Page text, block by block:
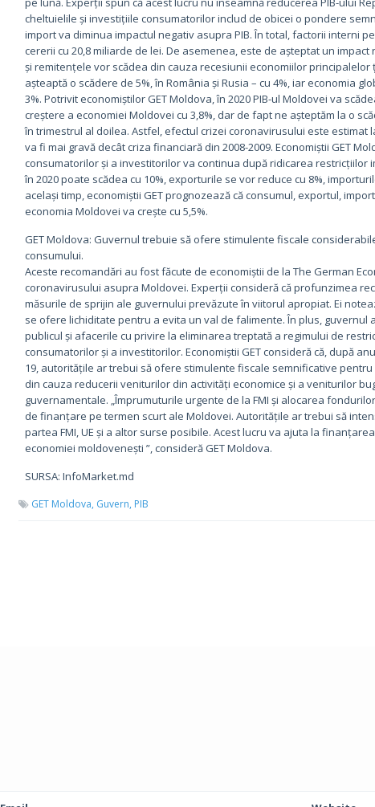
cheltuielile și investițiile consumatorilor includ de obicei o pondere
import va diminua impactul negativ asupra PIB. În total, factorii interni
cererii cu 20,8 miliarde de lei. De asemenea, este de așteptat un
și remitențele vor scădea din cauza recesiunii economiilor principalelor
așteaptă o scădere de 5%, în România și Rusia – cu 4%, iar economia
3%. Potrivit economiștilor GET Moldova, în 2020 PIB-ul Moldovei va
creștere a economiei Moldovei cu 3,8%, dar de fapt ne așteptăm la o
în trimestrul al doilea. Astfel, efectul crizei coronavirusului este estimat
va fi mai gravă decât criza financiară din 2008-2009. Economiștii GET
consumatorilor și a investitorilor va continua după ridicarea restricțiilor
în 2020 poate scădea cu 10%, exporturile se vor reduce cu 8%,
același timp, economiștii GET prognozează că consumul, exportul,
economia Moldovei va crește cu 5,5%.
GET Moldova: Guvernul trebuie să ofere stimulente fiscale
consumului.
Aceste recomandări au fost făcute de economiștii de la The German
coronavirusului asupra Moldovei. Experții consideră că profunzimea
măsurile de sprijin ale guvernului prevăzute în viitorul apropiat. Ei
se ofere lichiditate pentru a evita un val de falimente. În plus, guvernul
publicul și afacerile cu privire la eliminarea treptată a regimului de
consumatorilor și a investitorilor. Economiștii GET consideră că, după
19, autoritățile ar trebui să ofere stimulente fiscale semnificative
din cauza reducerii veniturilor din activități economice și a veniturilor
guvernamentale. „Împrumuturile urgente de la FMI și alocarea
de finanțare pe termen scurt ale Moldovei. Autoritățile ar trebui să
partea FMI, UE și a altor surse posibile. Acest lucru va ajuta la
economiei moldovenești ”, consideră GET Moldova.
SURSA: InfoMarket.md
GET Moldova, Guvern, PIB